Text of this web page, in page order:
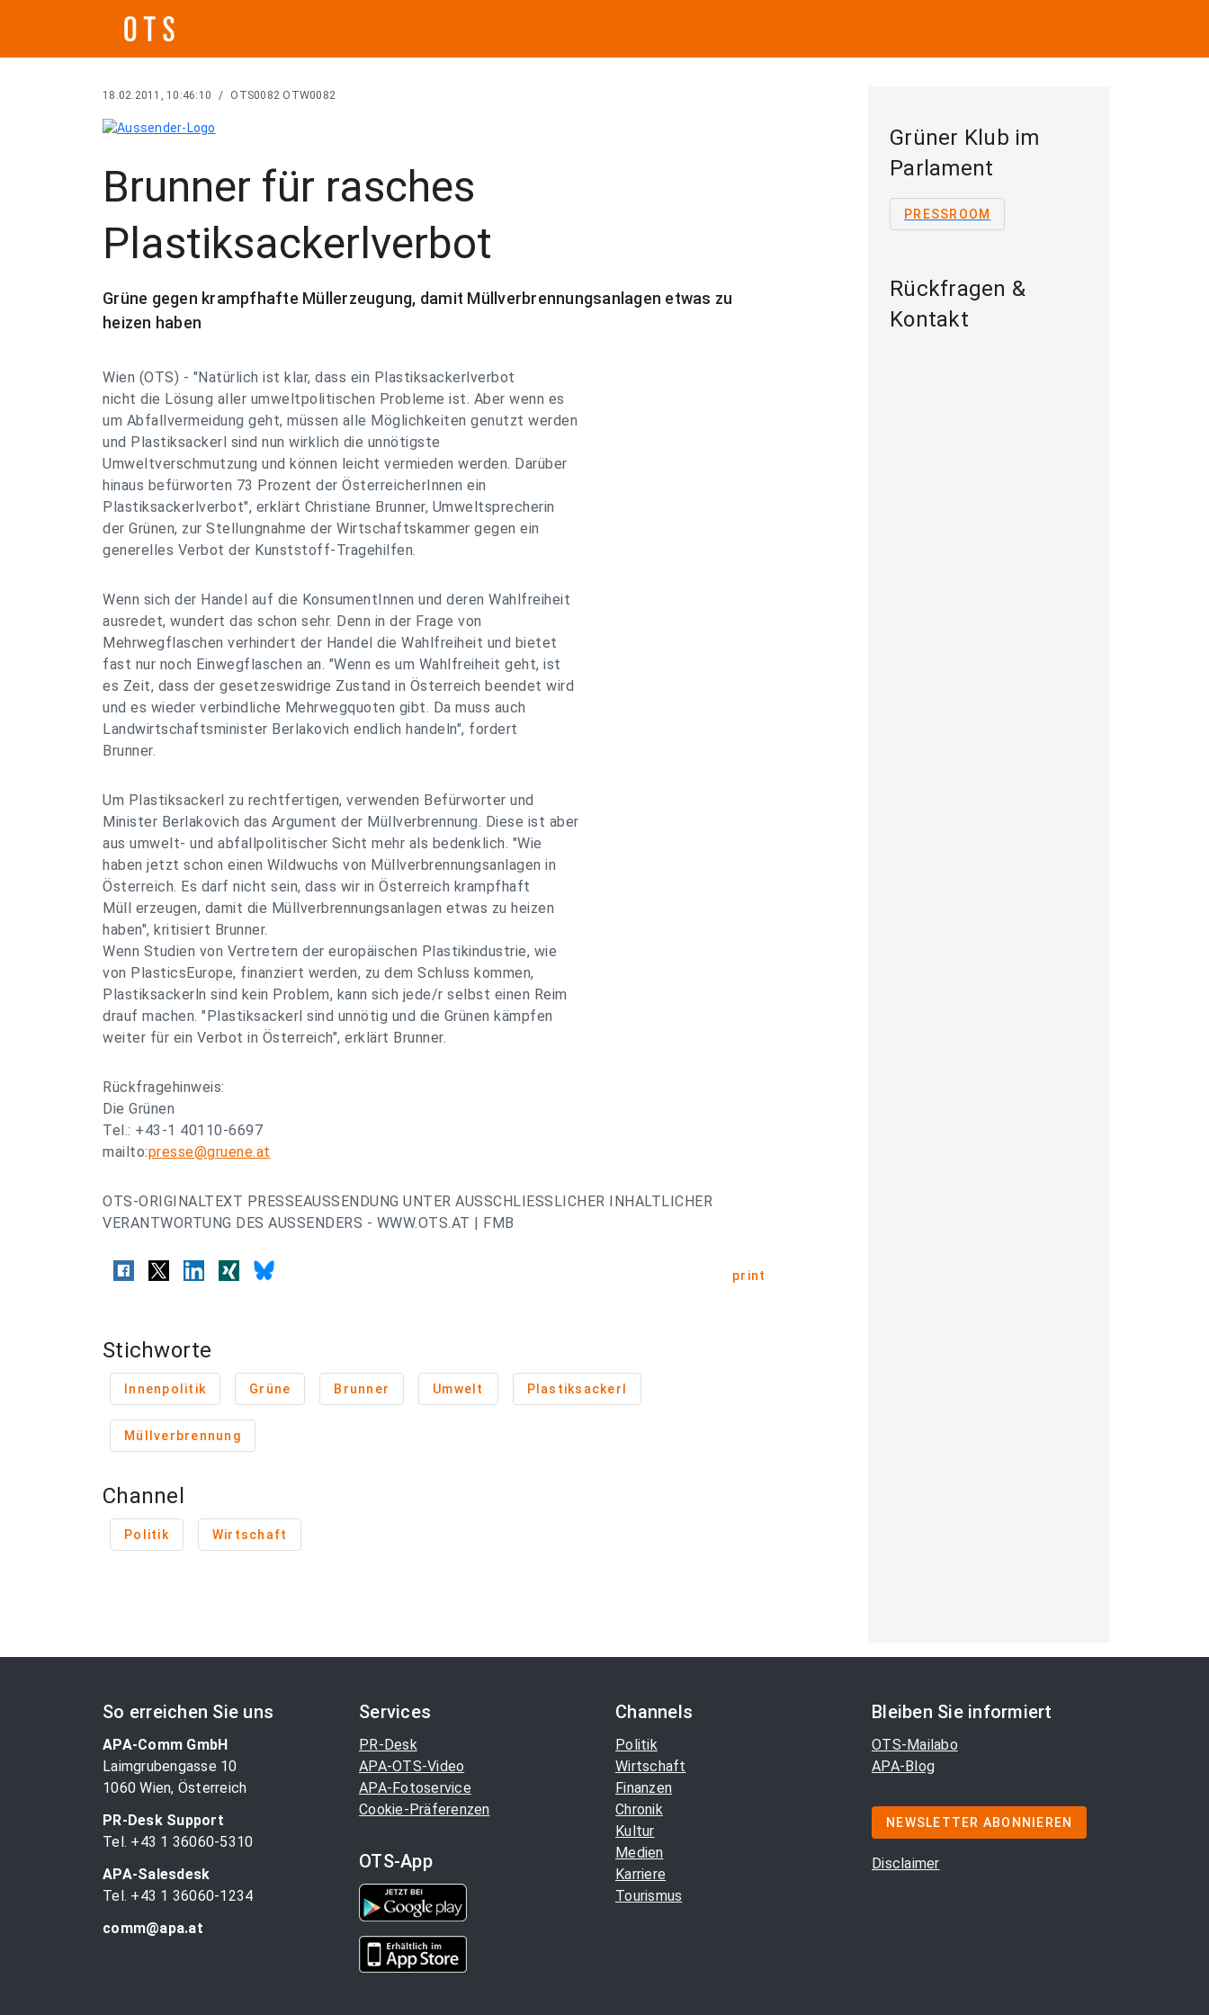
18.02.2011, 10:46:10 / OTS0082 OTW0082
Brunner für rasches
Plastiksackerlverbot
Grüne gegen krampfhafte Müllerzeugung, damit Müllverbrennungsanlagen etwas zu
heizen haben
Wien (OTS) - "Natürlich ist klar, dass ein Plastiksackerlverbot
nicht die Lösung aller umweltpolitischen Probleme ist. Aber wenn es
um Abfallvermeidung geht, müssen alle Möglichkeiten genutzt werden
und Plastiksackerl sind nun wirklich die unnötigste
Umweltverschmutzung und können leicht vermieden werden. Darüber
hinaus befürworten 73 Prozent der ÖsterreicherInnen ein
Plastiksackerlverbot", erklärt Christiane Brunner, Umweltsprecherin
der Grünen, zur Stellungnahme der Wirtschaftskammer gegen ein
generelles Verbot der Kunststoff-Tragehilfen.
Wenn sich der Handel auf die KonsumentInnen und deren Wahlfreiheit
ausredet, wundert das schon sehr. Denn in der Frage von
Mehrwegflaschen verhindert der Handel die Wahlfreiheit und bietet
fast nur noch Einwegflaschen an. "Wenn es um Wahlfreiheit geht, ist
es Zeit, dass der gesetzeswidrige Zustand in Österreich beendet wird
und es wieder verbindliche Mehrwegquoten gibt. Da muss auch
Landwirtschaftsminister Berlakovich endlich handeln", fordert
Brunner.
Um Plastiksackerl zu rechtfertigen, verwenden Befürworter und
Minister Berlakovich das Argument der Müllverbrennung. Diese ist aber
aus umwelt- und abfallpolitischer Sicht mehr als bedenklich. "Wie
haben jetzt schon einen Wildwuchs von Müllverbrennungsanlagen in
Österreich. Es darf nicht sein, dass wir in Österreich krampfhaft
Müll erzeugen, damit die Müllverbrennungsanlagen etwas zu heizen
haben", kritisiert Brunner.
Wenn Studien von Vertretern der europäischen Plastikindustrie, wie
von PlasticsEurope, finanziert werden, zu dem Schluss kommen,
Plastiksackerln sind kein Problem, kann sich jede/r selbst einen Reim
drauf machen. "Plastiksackerl sind unnötig und die Grünen kämpfen
weiter für ein Verbot in Österreich", erklärt Brunner.
Rückfragehinweis:
Die Grünen
Tel.: +43-1 40110-6697
mailto:presse@gruene.at
OTS-ORIGINALTEXT PRESSEAUSSENDUNG UNTER AUSSCHLIESSLICHER INHALTLICHER
VERANTWORTUNG DES AUSSENDERS - WWW.OTS.AT | FMB
print
Stichworte
Innenpolitik Grüne Brunner Umwelt Plastiksackerl
Müllverbrennung
Channel
Politik Wirtschaft
Grüner Klub im
Parlament
PRESSROOM
Rückfragen &
Kontakt
So erreichen Sie uns
APA-Comm GmbH
Laimgrubengasse 10
1060 Wien, Österreich
PR-Desk Support
Tel. +43 1 36060-5310
APA-Salesdesk
Tel. +43 1 36060-1234
comm@apa.at
Services
PR-Desk
APA-OTS-Video
APA-Fotoservice
Cookie-Präferenzen
OTS-App
Channels
Politik
Wirtschaft
Finanzen
Chronik
Kultur
Medien
Karriere
Tourismus
Bleiben Sie informiert
OTS-Mailabo
APA-Blog
NEWSLETTER ABONNIEREN
Disclaimer